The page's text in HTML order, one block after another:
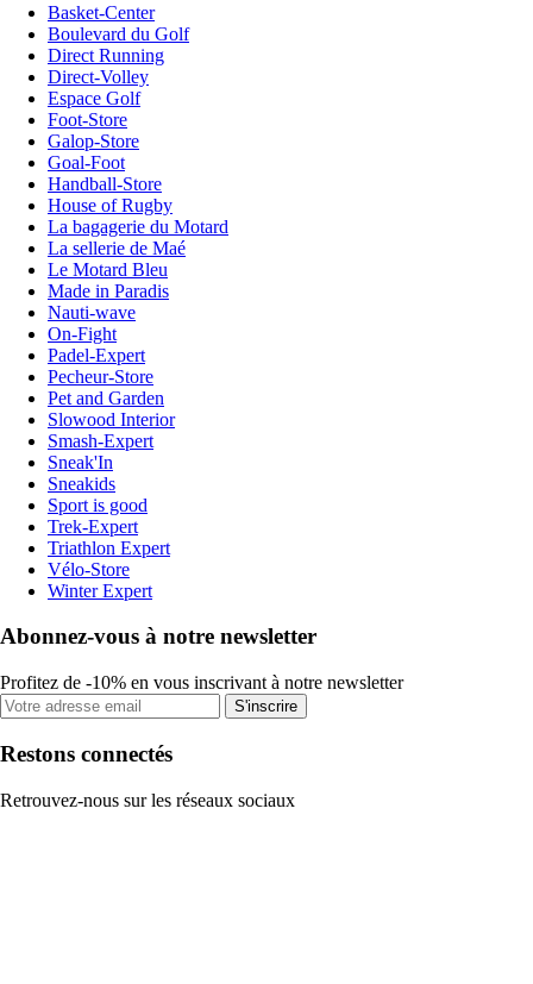
Basket-Center
Boulevard du Golf
Direct Running
Direct-Volley
Espace Golf
Foot-Store
Galop-Store
Goal-Foot
Handball-Store
House of Rugby
La bagagerie du Motard
La sellerie de Maé
Le Motard Bleu
Made in Paradis
Nauti-wave
On-Fight
Padel-Expert
Pecheur-Store
Pet and Garden
Slowood Interior
Smash-Expert
Sneak'In
Sneakids
Sport is good
Trek-Expert
Triathlon Expert
Vélo-Store
Winter Expert
Abonnez-vous à notre newsletter
Profitez de -10% en vous inscrivant à notre newsletter
S'inscrire
Restons connectés
Retrouvez-nous sur les réseaux sociaux